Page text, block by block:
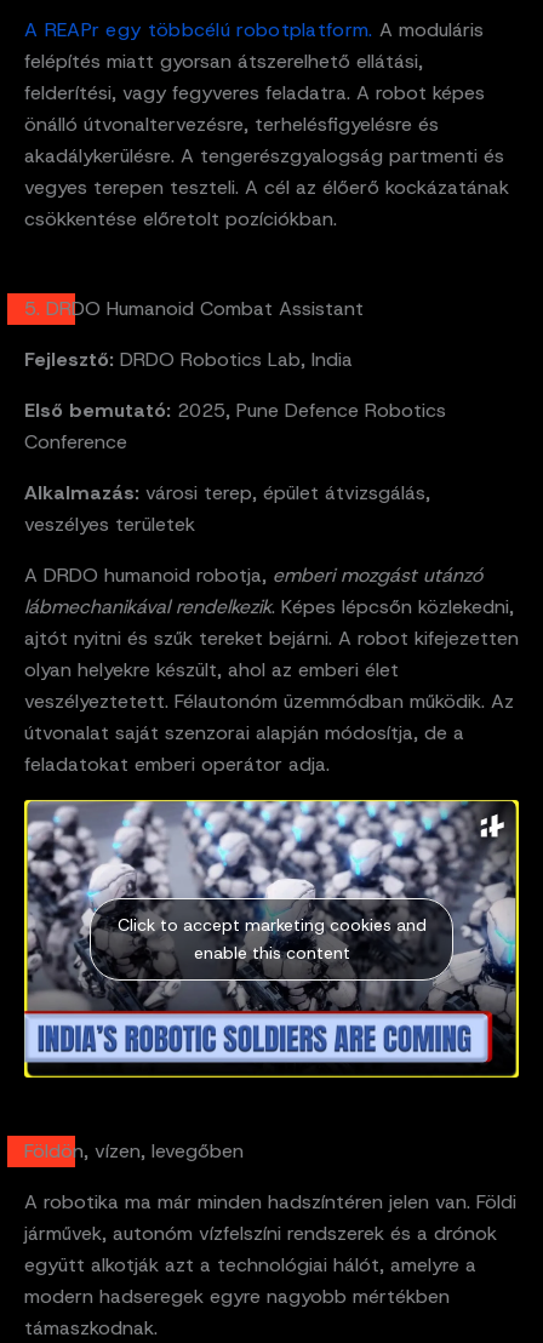
A REAPr egy többcélú robotplatform. A moduláris
felépítés miatt gyorsan átszerelhető ellátási,
felderítési, vagy fegyveres feladatra. A robot képes
önálló útvonaltervezésre, terhelésfigyelésre és
akadálykerülésre. A tengerészgyalogság partmenti és
vegyes terepen teszteli. A cél az élőerő kockázatának
csökkentése előretolt pozíciókban.
5. DRDO Humanoid Combat Assistant
Fejlesztő: DRDO Robotics Lab, India
Első bemutató: 2025, Pune Defence Robotics
Conference
Alkalmazás: városi terep, épület átvizsgálás,
veszélyes területek
A DRDO humanoid robotja, emberi mozgást utánzó
lábmechanikával rendelkezik. Képes lépcsőn közlekedni,
ajtót nyitni és szűk tereket bejárni. A robot kifejezetten
olyan helyekre készült, ahol az emberi élet
veszélyeztetett. Félautonóm üzemmódban működik. Az
útvonalat saját szenzorai alapján módosítja, de a
feladatokat emberi operátor adja.
Click to accept marketing cookies and
enable this content
Földön, vízen, levegőben
A robotika ma már minden hadszíntéren jelen van. Földi
járművek, autonóm vízfelszíni rendszerek és a drónok
együtt alkotják azt a technológiai hálót, amelyre a
modern hadseregek egyre nagyobb mértékben
támaszkodnak.